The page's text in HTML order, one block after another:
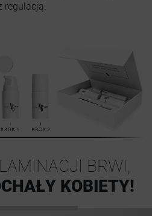
regulacją.
BRWI,
KOBIETY!